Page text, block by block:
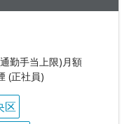
勤手当上限)月額
(正社員)
区